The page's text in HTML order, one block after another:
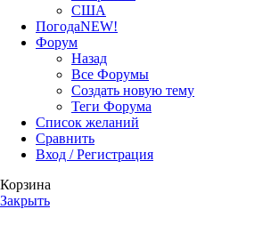
США
ПогодаNEW!
Форум
Назад
Все Форумы
Создать новую тему
Теги Форума
Список желаний
Сравнить
Вход / Регистрация
Корзина
Закрыть